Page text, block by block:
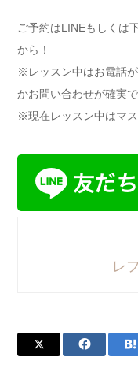
ご予約はLINEもしくは
から！
※レッスン中はお電話
かお問い合わせが確実で
※現在レッスン中はマス
レ